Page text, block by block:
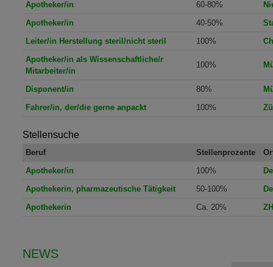
Apotheker/in
60-80%
Apotheker/in
40-50%
Leiter/in Herstellung steril/nicht steril
100%
Apotheker/in als Wissenschaftliche/r
Mitarbeiter/in
100%
Disponent/in 80%
Fahrer/in, der/die gerne anpackt
100%
Stellensuche
Beruf Stellenprozente
Apotheker/in
100%
Apothekerin, pharmazeutische Tätigkeit
50-100%
Apothekerin
Ca. 20% ZH
NEWS